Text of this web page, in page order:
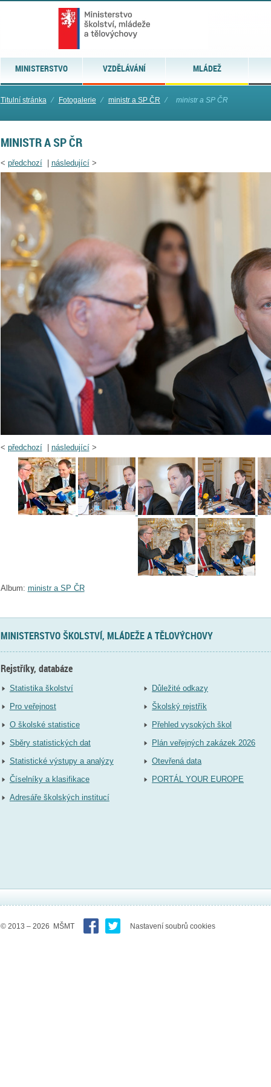
MINISTERSTVO VZDĚLÁVÁNÍ MLÁDEŽ
Titulní stránka ⁄ Fotogalerie ⁄ ministr a SP ČR ⁄ ministr a SP ČR
MINISTR A SP ČR
< předchozí| následující>
< předchozí| následující>
Album: ministr a SP ČR
MINISTERSTVO ŠKOLSTVÍ, MLÁDEŽE A TĚLOVÝCHOVY
Rejstříky, databáze
Statistika školství
Pro veřejnost
O školské statistice
Sběry statistických dat
Statistické výstupy a analýzy
Číselníky a klasifikace
Adresáře školských institucí
Důležité odkazy
Školský rejstřík
Přehled vysokých škol
Plán veřejných zakázek 2026
Otevřená data
PORTÁL YOUR EUROPE
© 2013 – 2026 MŠMT Nastavení soubrů cookies